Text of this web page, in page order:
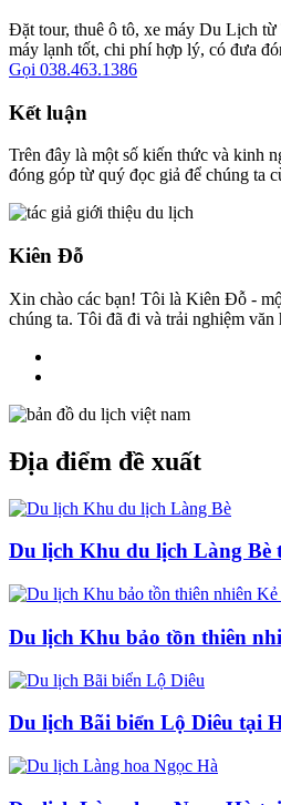
Đặt tour, thuê ô tô, xe máy Du Lịch
máy lạnh tốt, chi phí hợp lý, có đưa
Gọi 038.463.1386
Kết luận
Trên đây là một số kiến thức và kinh
đóng góp từ quý đọc giả để chúng ta
Kiên Đỗ
Xin chào các bạn! Tôi là Kiên Đỗ -
chúng ta. Tôi đã đi và trải nghiệm
Địa điểm đề xuất
Du lịch Khu du lịch Làng Bè
Du lịch Khu bảo tồn thiên
Du lịch Bãi biển Lộ Diêu tại